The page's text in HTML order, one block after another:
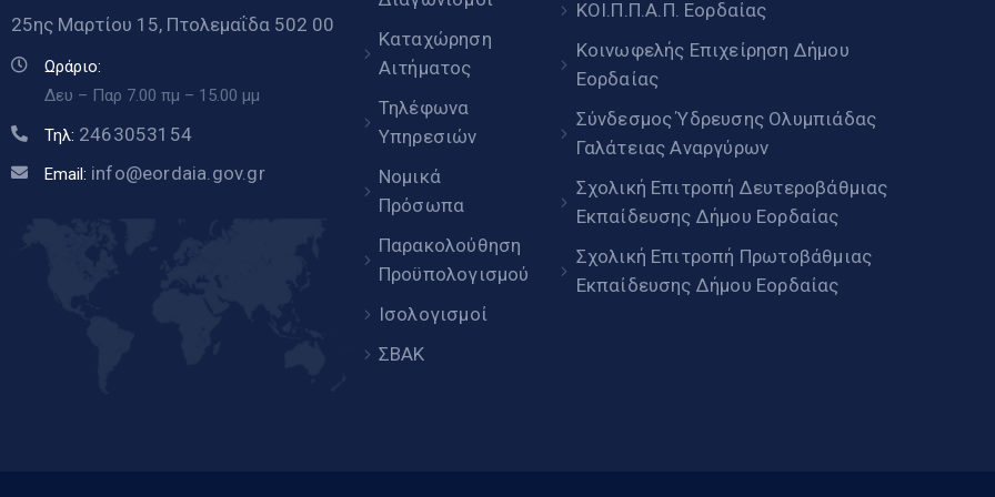
25ης Μαρτίου 15, Πτολεμαΐδα 502 00
Ωράριο:
Δευ – Παρ 7.00 πμ – 15.00 μμ
Τηλ: 2463053154
Email: info@eordaia.gov.gr
Καταχώρηση
Αιτήματος
Τηλέφωνα
Υπηρεσιών
Νομικά
Πρόσωπα
Παρακολούθηση
Προϋπολογισμού
Ισολογισμοί
ΣΒΑΚ
ΚΟΙ.Π.Π.Α.Π. Εορδαίας
Κοινωφελής Επιχείρηση Δήμου
Εορδαίας
Σύνδεσμος Ύδρευσης Ολυμπιάδας
Γαλάτειας Αναργύρων
Σχολική Επιτροπή Δευτεροβάθμιας
Εκπαίδευσης Δήμου Εορδαίας
Σχολική Επιτροπή Πρωτοβάθμιας
Εκπαίδευσης Δήμου Εορδαίας